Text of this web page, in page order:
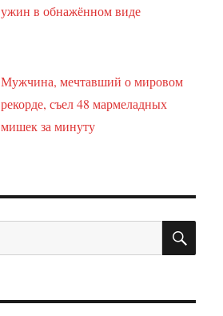
ужин в обнажённом виде
Мужчина, мечтавший о мировом
рекорде, съел 48 мармеладных
мишек за минуту